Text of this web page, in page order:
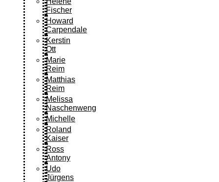
Fischer
Howard
Carpendale
Kerstin
Ott
Marie
Reim
Matthias
Reim
Melissa
Naschenweng
Michelle
Roland
Kaiser
Ross
Antony
Udo
Jürgens